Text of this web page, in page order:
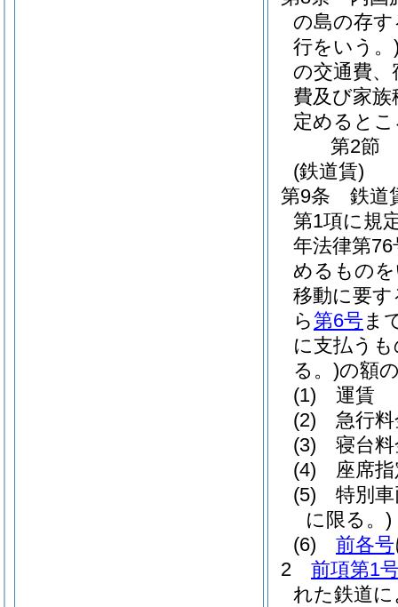
の島の存
行をいう。
の交通費、
費及び家
定めると
第2節
(鉄道賃)
第9条
鉄道
第1項に規
年法律第76
めるもの
移動に要
ら第6号ま
に支払う
る。)の額
(1)
運賃
(2)
急行
(3)
寝台
(4)
座席
(5)
特別
に限る。)
(6)
前各号
2
前項第1
れた鉄道